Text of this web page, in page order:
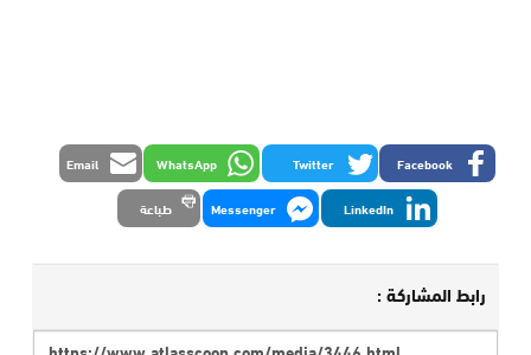
Facebook
Twitter
WhatsApp
Email
LinkedIn
Messenger طباعة
رابط المشاركة :